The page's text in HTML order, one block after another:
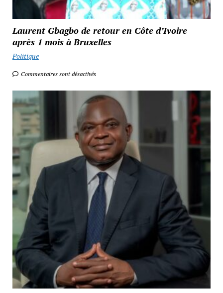
Laurent Gbagbo de retour en Côte d’Ivoire
après 1 mois à Bruxelles
Politique
Commentaires sont désactivés